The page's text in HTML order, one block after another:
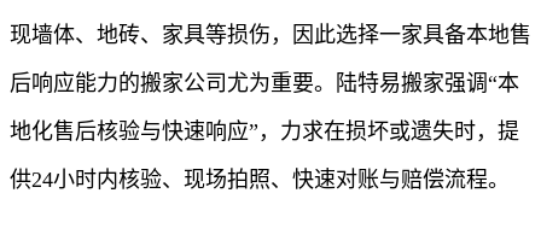
现墙体、地砖、家具等损伤，因此选择一家具备本地售
后响应能力的搬家公司尤为重要。陆特易搬家强调“本
地化售后核验与快速响应”，力求在损坏或遗失时，提
供24小时内核验、现场拍照、快速对账与赔偿流程。